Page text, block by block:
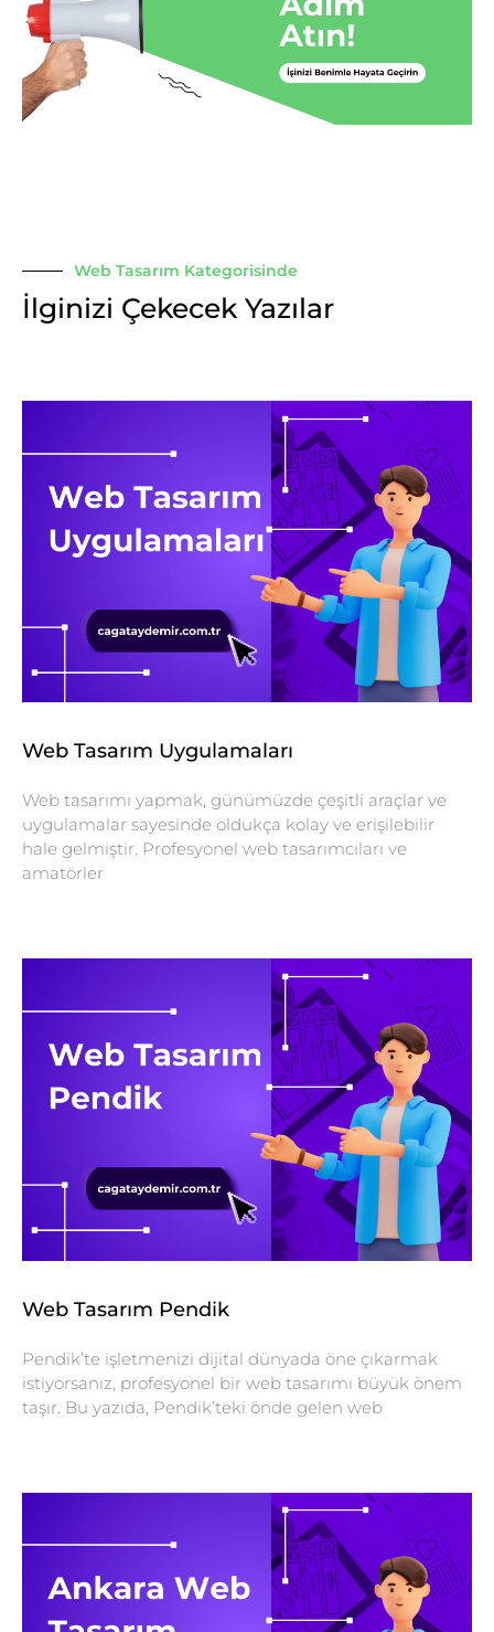
Web Tasarım Kategorisinde
İlginizi Çekecek Yazılar
Web Tasarım Uygulamaları
Web tasarımı yapmak, günümüzde çeşitli araçlar ve
uygulamalar sayesinde oldukça kolay ve erişilebilir
hale gelmiştir. Profesyonel web tasarımcıları ve
amatörler
Web Tasarım Pendik
Pendik’te işletmenizi dijital dünyada öne çıkarmak
istiyorsanız, profesyonel bir web tasarımı büyük önem
taşır. Bu yazıda, Pendik’teki önde gelen web